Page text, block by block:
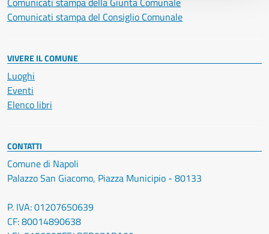
Comunicati stampa del Consiglio Comunale
VIVERE IL COMUNE
Luoghi
Eventi
Elenco libri
CONTATTI
Comune di Napoli
Palazzo San Giacomo, Piazza Municipio - 80133
P. IVA: 01207650639
CF: 80014890638